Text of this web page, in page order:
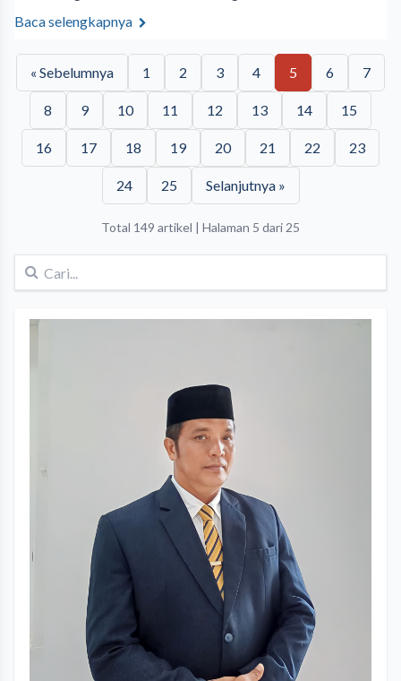
Baca selengkapnya
« Sebelumnya 1 2 3 4 5 6 7
8 9 10 11 12 13 14 15
16 17 18 19 20 21 22 23
24 25 Selanjutnya »
Total 149 artikel | Halaman 5 dari 25